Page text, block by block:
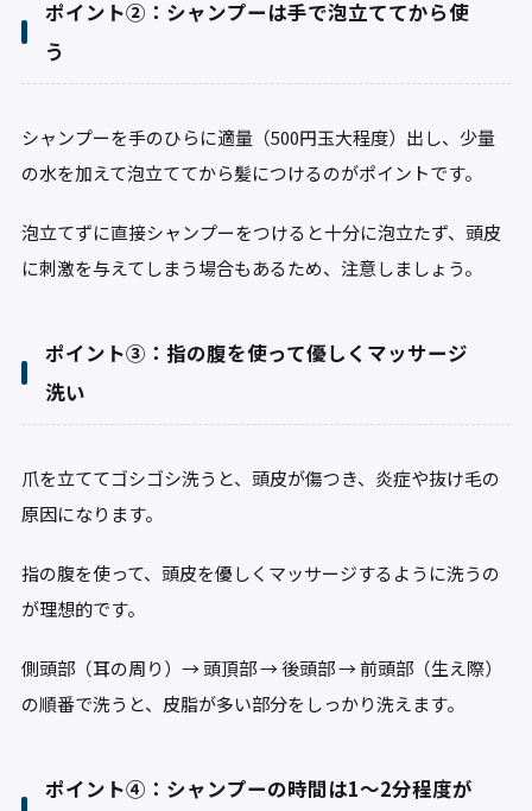
ポイント②：シャンプーは手で泡立ててから使
う
シャンプーを手のひらに適量（500円玉大程度）出し、少量
の水を加えて泡立ててから髪につけるのがポイントです。
泡立てずに直接シャンプーをつけると十分に泡立たず、頭皮
に刺激を与えてしまう場合もあるため、注意しましょう。
ポイント③：指の腹を使って優しくマッサージ
洗い
爪を立ててゴシゴシ洗うと、頭皮が傷つき、炎症や抜け毛の
原因になります。
指の腹を使って、頭皮を優しくマッサージするように洗うの
が理想的です。
側頭部（耳の周り）→ 頭頂部 → 後頭部 → 前頭部（生え際）
の順番で洗うと、皮脂が多い部分をしっかり洗えます。
ポイント④：シャンプーの時間は1～2分程度が